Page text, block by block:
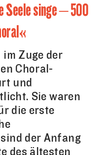
Seele singe – 500
im Zuge der
Choral-
und
Sie waren
die erste
der Anfang
des ältesten